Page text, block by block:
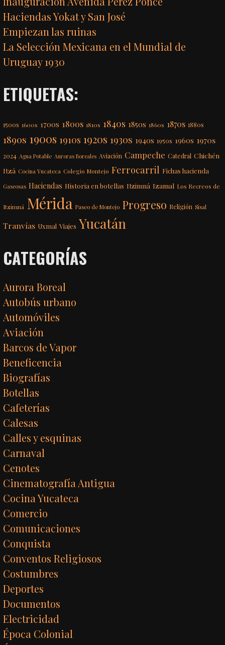
Haciendas Yokat y San José
Empiezan las ruinas
La Selección Mexicana en el Mundial de
Uruguay 1930
ETIQUETAS:
1500s 1600s 1700s 1800s 1810s 1840s 1850s 1860s 1870s 1880s
1890s 1900s 1910s 1920s 1930s 1940s 1950s 1960s 1970s
2024 Agua Potable Auroras Boreales Aviación Campeche Catedral Chichén
Itzá Cocina Yucateca Colegio Montejo Ferrocarril Fichas hacienda
Gaseosas Haciendas Historia en botellas Itzimná Izamal Los Recreos de
Itzimná Mérida Paseo de Montejo Progreso Religión Sisal
Tranvías Uxmal Viajes Yucatán
CATEGORÍAS
Aurora Boreal
Autobús urbano
Automóviles
Aviación
Barcos de Vapor
Beneficencia
Biografías
Botellas
Cafeterías
Calesas
Calles y esquinas
Carnaval
Cenotes
Cinematografía Antigua
Cocina Yucateca
Comercio
Comunicaciones
Conquista
Conventos Religiosos
Costumbres
Deportes
Documentos
Electricidad
Época Colonial